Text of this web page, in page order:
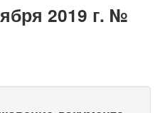
2019 г. №